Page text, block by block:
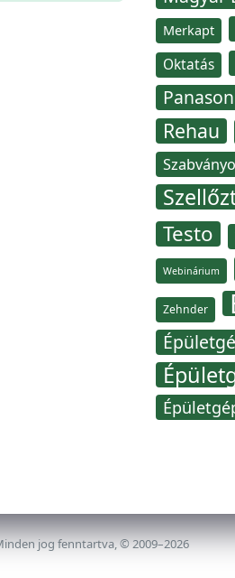
Merkapt
Oktatás
Rehau
Testo
Webinárium
Zehnder
jog fenntartva, © 2009–2026